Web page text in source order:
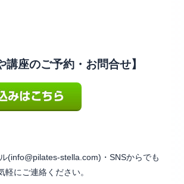
講座のご予約・お問合せ】
ル(info@pilates-stella.com)・SNSからでも
軽にご連絡ください。